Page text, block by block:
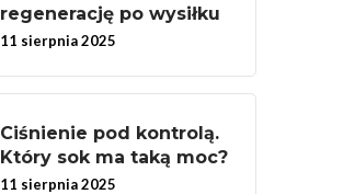
regenerację po wysiłku
11 sierpnia 2025
Ciśnienie pod kontrolą.
Który sok ma taką moc?
11 sierpnia 2025